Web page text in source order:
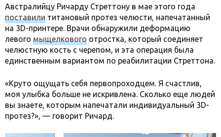
Австралийцу Ричарду Стреттону в мае этого года
поставили титановый протез челюсти, напечатанный
на 3D-принтере. Врачи обнаружили деформацию
левого мыщелкового отростка, который соединяет
челюстную кость с черепом, и эта операция была
единственным вариантом по реабилитации Стреттона.
«Круто ощущать себя первопроходцем. Я счастлив,
моя улыбка больше не искривлена. Сколько еще людей
вы знаете, которым напечатали индивидуальный 3D-
протез?», — говорит Ричард.